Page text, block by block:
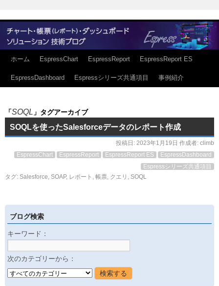
ホーム EspressChart EspressReport EspressReport ES
EspressDashboard Espressシリーズ共通項目 事例紹介
「SOQL 」タグアーカイブ
SOQLを使ったSalesforceデータのレポート作成
投稿日: 2023年1月19日 作成者: climb
EspressChart
EspressReport EspressReport ES
EspressDashboard
Espressシリーズ共通項目
タグ: Salesforce, SOAP, レポート , 帳票, クエリ , SOQL
ブログ検索
キーワード：
次のカテゴリーから：